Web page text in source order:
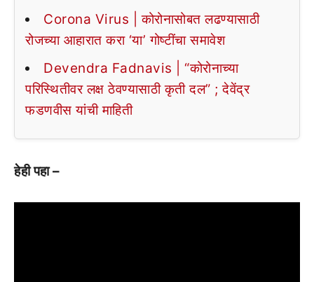
Corona Virus | कोरोनासोबत लढण्यासाठी
रोजच्या आहारात करा ‘या’ गोष्टींचा समावेश
Devendra Fadnavis | “कोरोनाच्या
परिस्थितीवर लक्ष ठेवण्यासाठी कृती दल” ; देवेंद्र
फडणवीस यांची माहिती
हेही पहा –